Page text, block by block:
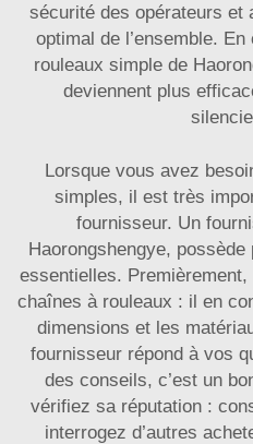
sécurité des opérateurs et
optimal de l’ensemble.
rouleaux simple de
deviennent plus
Lorsque vous avez
simples, il est très
fournisseur. Un
Haorongshengye,
essentielles.
chaînes à rouleaux : il en
dimensions et les
fournisseur répond à vos
des conseils, c’est un
vérifiez sa réputation :
interrogez d’autres